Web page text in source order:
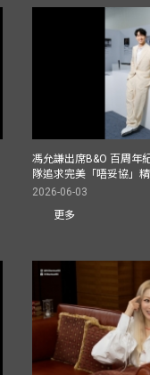
馮允謙出席B&O 百周年
隊追求完美「唔妥協」
2026-06-03
更多